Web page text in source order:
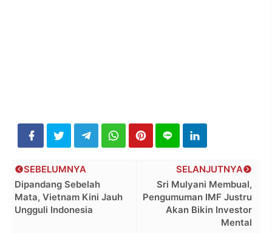
SELANJUTNYA
Sri Mulyani Membual,
Pengumuman IMF Justru
Akan Bikin Investor
Mental
SEBELUMNYA
Dipandang Sebelah
Mata, Vietnam Kini Jauh
Ungguli Indonesia